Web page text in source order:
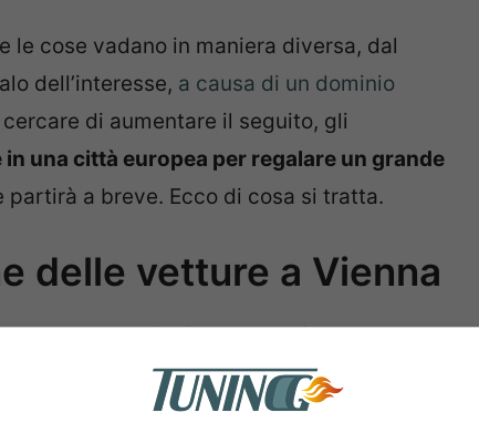
le cose vadano in maniera diversa, dal
dell’interesse, a causa di un dominio
di aumentare il seguito, gli
una città europea per regalare un grande
partirà a breve. Ecco di cosa si tratta.
delle vetture a Vienna
non solo tramite i Gran Premi, ma anche
e che possano essere aperti a tutti. In
in scena la Exhibition nella città di Vienna